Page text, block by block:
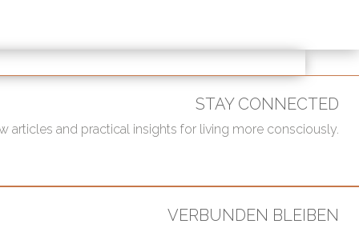
STAY CONNECTED
articles and practical insights for living more consciously.
VERBUNDEN BLEIBEN